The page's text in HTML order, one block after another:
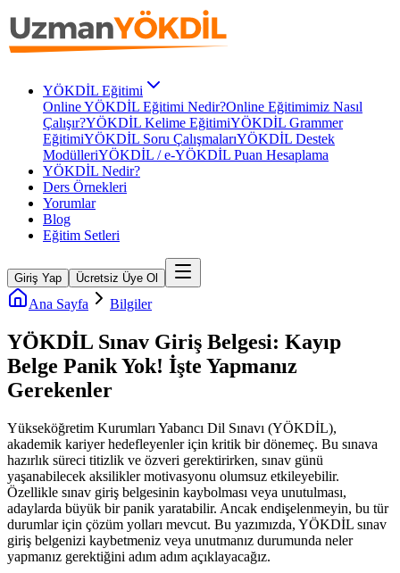
YÖKDİL Eğitimi
Online YÖKDİL Eğitimi Nedir?Online Eğitimimiz Nasıl
Çalışır?YÖKDİL Kelime EğitimiYÖKDİL Grammer
EğitimiYÖKDİL Soru ÇalışmalarıYÖKDİL Destek
ModülleriYÖKDİL / e-YÖKDİL Puan Hesaplama
YÖKDİL Nedir?
Ders Örnekleri
Yorumlar
Blog
Eğitim Setleri
Giriş Yap Ücretsiz Üye Ol
Ana Sayfa Bilgiler
YÖKDİL Sınav Giriş Belgesi: Kayıp
Belge Panik Yok! İşte Yapmanız
Gerekenler
Yükseköğretim Kurumları Yabancı Dil Sınavı (YÖKDİL),
akademik kariyer hedefleyenler için kritik bir dönemeç. Bu sınava
hazırlık süreci titizlik ve özveri gerektirirken, sınav günü
yaşanabilecek aksilikler motivasyonu olumsuz etkileyebilir.
Özellikle sınav giriş belgesinin kaybolması veya unutulması,
adaylarda büyük bir panik yaratabilir. Ancak endişelenmeyin, bu tür
durumlar için çözüm yolları mevcut. Bu yazımızda, YÖKDİL sınav
giriş belgenizi kaybetmeniz veya unutmanız durumunda neler
yapmanız gerektiğini adım adım açıklayacağız.